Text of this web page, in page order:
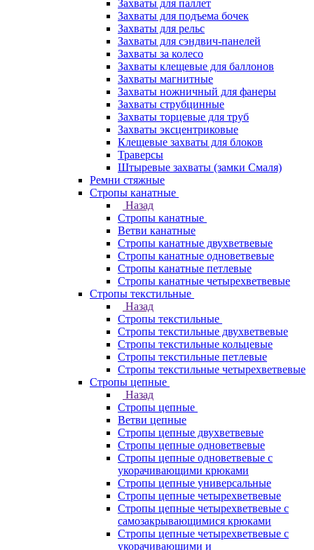
Захваты для паллет
Захваты для подъема бочек
Захваты для рельс
Захваты для сэндвич-панелей
Захваты за колесо
Захваты клещевые для баллонов
Захваты магнитные
Захваты ножничный для фанеры
Захваты струбцинные
Захваты торцевые для труб
Захваты эксцентриковые
Клещевые захваты для блоков
Траверсы
Штыревые захваты (замки Смаля)
Ремни стяжные
Стропы канатные
Назад
Стропы канатные
Ветви канатные
Стропы канатные двухветвевые
Стропы канатные одноветвевые
Стропы канатные петлевые
Стропы канатные четырехветвевые
Стропы текстильные
Назад
Стропы текстильные
Стропы текстильные двухветвевые
Стропы текстильные кольцевые
Стропы текстильные петлевые
Стропы текстильные четырехветвевые
Стропы цепные
Назад
Стропы цепные
Ветви цепные
Стропы цепные двухветвевые
Стропы цепные одноветвевые
Стропы цепные одноветвевые с
укорачивающими крюками
Стропы цепные универсальные
Стропы цепные четырехветвевые
Стропы цепные четырехветвевые с
самозакрывающимися крюками
Стропы цепные четырехветвевые с
укорачивающими и